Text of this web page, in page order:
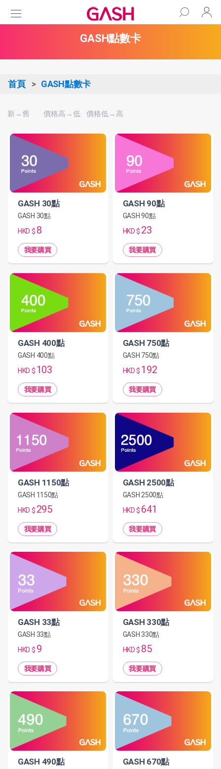
GASH點數卡
首頁 GASH點數卡
新→舊 價格高→低 價格低→高
GASH 30點
GASH 30點
HKD $ 8
我要購買
GASH 90點
GASH 90點
HKD $ 23
我要購買
GASH 400點
GASH 400點
HKD $ 103
我要購買
GASH 750點
GASH 750點
HKD $ 192
我要購買
GASH 1150點
GASH 1150點
HKD $ 295
我要購買
GASH 2500點
GASH 2500點
HKD $ 641
我要購買
GASH 33點
GASH 33點
HKD $ 9
我要購買
GASH 330點
GASH 330點
HKD $ 85
我要購買
GASH 490點 GASH 670點